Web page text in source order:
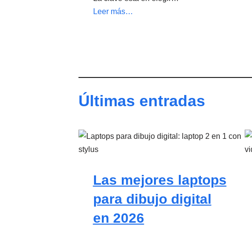
Leer más…
Últimas entradas
Las mejores laptops
para dibujo digital
en 2026